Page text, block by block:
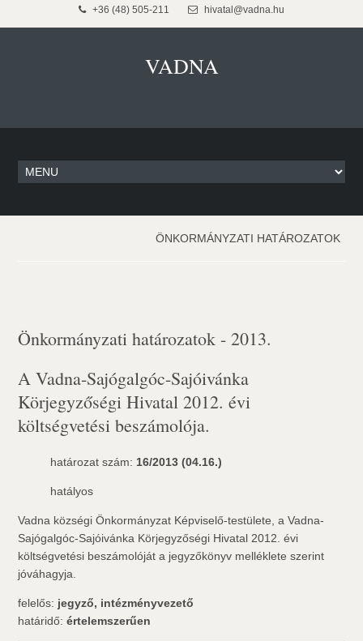
+36 (48) 505-211 hivatal@vadna.hu
VADNA
ÖNKORMÁNYZATI HATÁROZATOK
Önkormányzati határozatok - 2013.
A Vadna-Sajógalgóc-Sajóivánka
Körjegyzőségi Hivatal 2012. évi
költségvetési beszámolója.
határozat szám: 16/2013 (04.16.)
hatályos
Vadna községi Önkormányzat Képviselő-testülete, a Vadna-
Sajógalgóc-Sajóivánka Körjegyzőségi Hivatal 2012. évi
költségvetési beszámolóját a jegyzőkönyv melléklete szerint
jóváhagyja.
felelős: jegyző, intézményvezető
határidő:értelemszerűen